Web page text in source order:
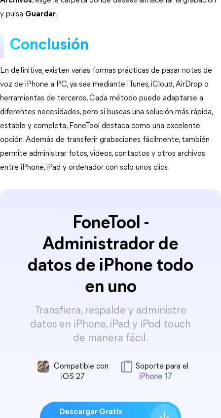
y pulsa Guardar.
Conclusión
En definitiva, existen varias formas prácticas de pasar notas de
voz de iPhone a PC, ya sea mediante iTunes, iCloud, AirDrop o
herramientas de terceros. Cada método puede adaptarse a
diferentes necesidades, pero si buscas una solución más rápida,
estable y completa, FoneTool destaca como una excelente
opción. Además de transferir grabaciones fácilmente, también
permite administrar fotos, videos, contactos y otros archivos
entre iPhone, iPad y ordenador con solo unos clics.
FoneTool -
Administrador de
datos de iPhone todo
en uno
Transfiera, respalde y administre
datos en iPhone, iPad y iPod touch
de manera fácil.
Compatible con
iOS 27
Soporte para el
iPhone 17
Descargar Gratis